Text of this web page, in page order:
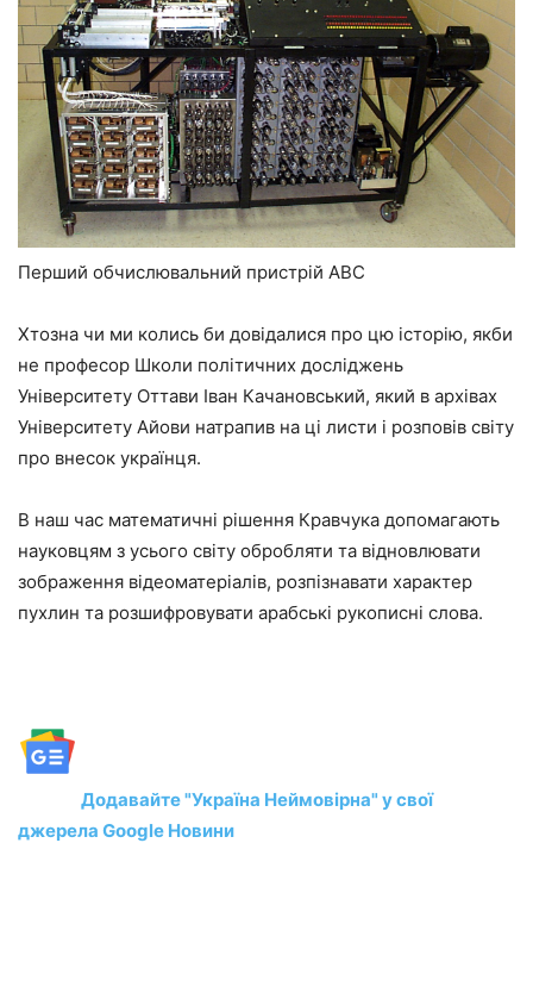
Перший обчислювальний пристрій ABC
Хтозна чи ми колись би довідалися про цю історію, якби
не професор Школи політичних досліджень
Університету Оттави Іван Качановський, який в архівах
Університету Айови натрапив на ці листи і розповів світу
про внесок українця.
В наш час математичні рішення Кравчука допомагають
науковцям з усього світу обробляти та відновлювати
зображення відеоматеріалів, розпізнавати характер
пухлин та розшифровувати арабські рукописні слова.
Додавайте "Україна Неймовірна" у свої
джерела Google Новини